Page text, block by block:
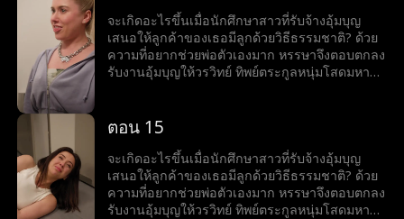
รวิทย์รู้สึกเหมือนกันหรือเปล่า?
จะเกิดอะไรขึ้นเมื่อนักศึกษาสาวที่รับจ้างอุ้มบุญ
เสนอให้ลูกค้าของเธอมีลูกด้วยวิธีธรรมชาติ? ด้วย
ความที่อยากช่วยพ่อตัวเองมาก หรรษาจึงตอบตกลง
รับงานอุ้มบุญให้วรวิทย์ ทิพย์ตระกูลหนุ่มโสดมหา
เลือนลาง หรรษาก็พบว่าตัวเองไม่อาจต้านทาน
รวิทย์รู้สึกเหมือนกันหรือเปล่า?
ตอน 15
จะเกิดอะไรขึ้นเมื่อนักศึกษาสาวที่รับจ้างอุ้มบุญ
เสนอให้ลูกค้าของเธอมีลูกด้วยวิธีธรรมชาติ? ด้วย
ความที่อยากช่วยพ่อตัวเองมาก หรรษาจึงตอบตกลง
รับงานอุ้มบุญให้วรวิทย์ ทิพย์ตระกูลหนุ่มโสดมหา